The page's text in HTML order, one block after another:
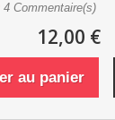
4 Commentaire(s)
12,00 €
au panier